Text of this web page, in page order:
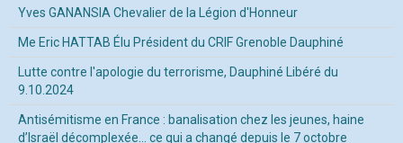
Yves GANANSIA Chevalier de la Légion d'Honneur
Me Eric HATTAB Élu Président du CRIF Grenoble Dauphiné
Lutte contre l'apologie du terrorisme, Dauphiné Libéré du
9.10.2024
Antisémitisme en France : banalisation chez les jeunes, haine
d’Israël décomplexée… ce qui a changé depuis le 7 octobre